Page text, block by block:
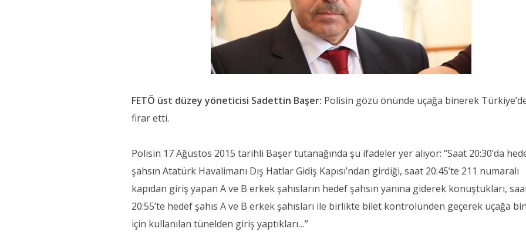
FETÖ üst düzey yöneticisi Sadettin Başer: Polisin gözü önünde uçağa binerek
firar etti.
Polisin 17 Ağustos 2015 tarihli Başer tutanağında şu ifadeler yer alıyor: “Saat 20:30’da
şahsın Atatürk Havalimanı Dış Hatlar Gidiş Kapısı’ndan girdiği, saat 20:45’te 211 numaralı
kapıdan giriş yapan A ve B erkek şahısların hedef şahsın yanına giderek konuştukları,
20:55’te hedef şahıs A ve B erkek şahısları ile birlikte bilet kontrolünden geçerek uçağa
için kullanılan tünelden giriş yaptıkları…”